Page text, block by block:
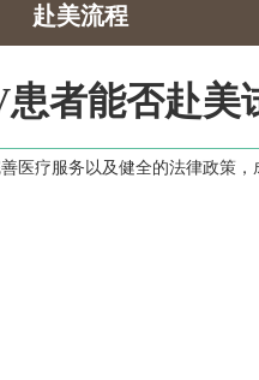
赴美流程
者能否赴美
医疗服务以及健全的法律政策